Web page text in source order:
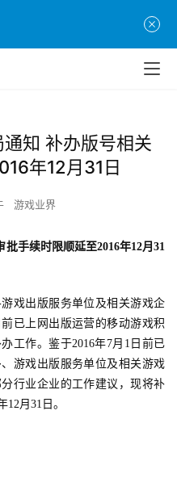
通知 补办版号相关
年12月31日
游戏业界
手续时限顺延至2016年12月31
戏出版服务单位及相关游戏企
已上网出版运营的移动游戏积
工作。鉴于2016年7月1日前已
游戏出版服务单位及相关游戏
行业企业的工作建议，现将补
月31日。